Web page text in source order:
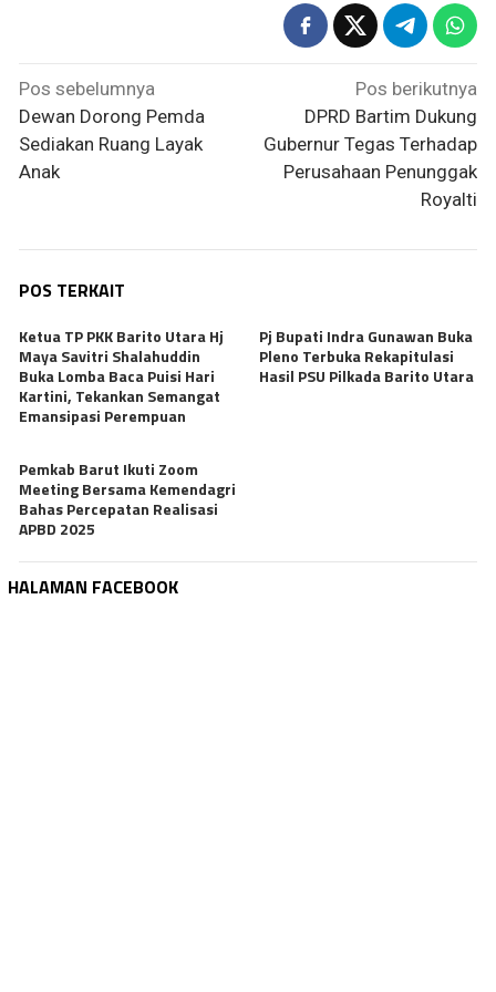
Navigasi
pos
Pos sebelumnya
Dewan Dorong Pemda
Sediakan Ruang Layak
Anak
Pos berikutnya
DPRD Bartim Dukung
Gubernur Tegas Terhadap
Perusahaan Penunggak
Royalti
POS TERKAIT
Ketua TP PKK Barito Utara Hj
Maya Savitri Shalahuddin
Buka Lomba Baca Puisi Hari
Kartini, Tekankan Semangat
Emansipasi Perempuan
Pj Bupati Indra Gunawan Buka
Pleno Terbuka Rekapitulasi
Hasil PSU Pilkada Barito Utara
Pemkab Barut Ikuti Zoom
Meeting Bersama Kemendagri
Bahas Percepatan Realisasi
APBD 2025
HALAMAN FACEBOOK